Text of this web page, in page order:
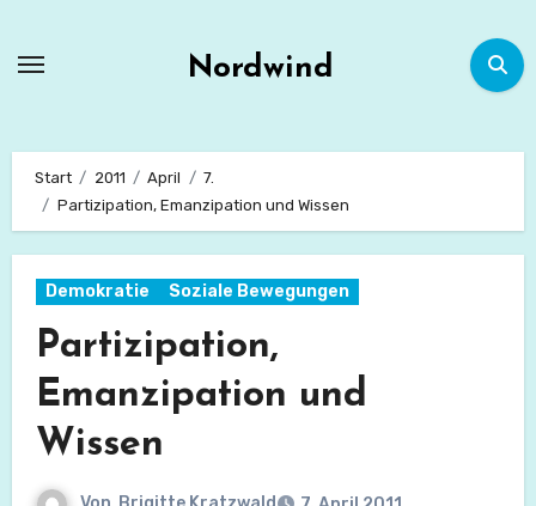
Nordwind
Start 2011 April
7.
Partizipation, Emanzipation und Wissen
Demokratie Soziale Bewegungen
Partizipation,
Emanzipation und
Wissen